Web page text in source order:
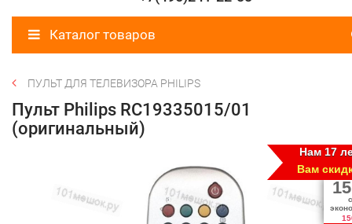
Каталог товаров
ПУЛЬТ ДЛЯ ТЕЛЕВИЗОРА PHILIPS
Пульт Philips RC19335015/01
(оригинальный)
Нам 17
Вам
15